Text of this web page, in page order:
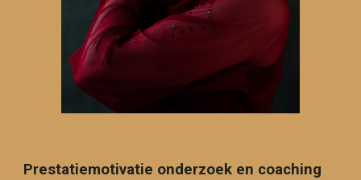
Prestatiemotivatie onderzoek en coaching